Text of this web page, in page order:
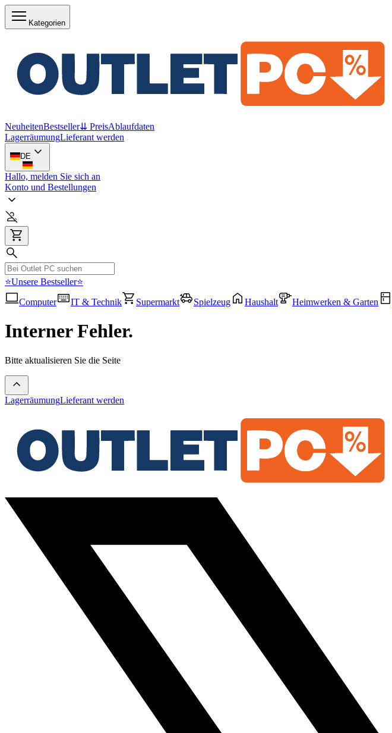
Kategorien
NeuheitenBestseller⇊ PreisAblaufdaten
LagerräumungLieferant werden
DE
Hallo, melden Sie sich an
Konto und Bestellungen
⭐Unsere Bestseller⭐
Computer
IT & Technik Supermarkt Spielzeug Haushalt Heimwerken & Garten
Interner Fehler.
Bitte aktualisieren Sie die Seite
LagerräumungLieferant werden